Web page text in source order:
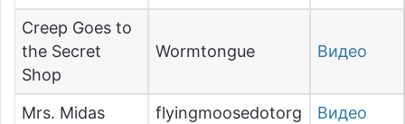
Creep Goes to
the Secret
Shop
Wormtongue Видео
Mrs. Midas flyingmoosedotorg
Видео